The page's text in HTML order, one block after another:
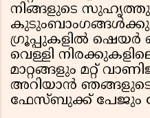
നിങ്ങളുടെ
ഗ്രൂപ്പുകളില്‍ ഷെയര്‍
വെള്ളി
മാറ്റങ്ങളും മറ്റ്
അറിയാന്‍
ഫേസ്ബുക്ക് പേജും